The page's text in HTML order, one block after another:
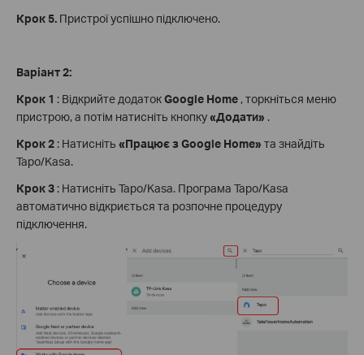
Крок 5. Пристрої успішно підключено.
Варіант 2:
Крок 1 : Відкрийте додатокGoogle Home , торкніться меню
пристрою, а потім натисніть кнопку«Додати» .
Крок 2 : Натисніть «Працює з Google Home» та знайдіть
Tapo/Kasa.
Крок 3 : Натисніть Tapo/Kasa. Програма Tapo/Kasa
автоматично відкриється та розпочне процедуру
підключення.